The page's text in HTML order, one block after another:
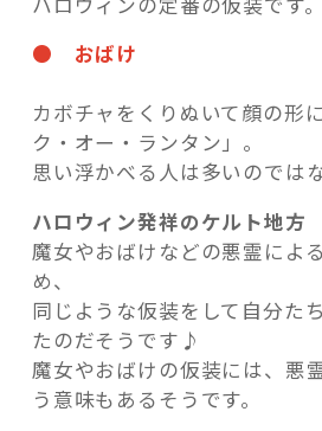
● おばけ
カボチャをくりぬいて顔の形
ク・オー・ランタン」。
思い浮かべる人は多いのでは
ハロウィン発祥のケルト地方
魔女やおばけなどの悪霊によ
め、
同じような仮装をして自分た
たのだそうです♪
魔女やおばけの仮装には、悪
う意味もあるそうです。